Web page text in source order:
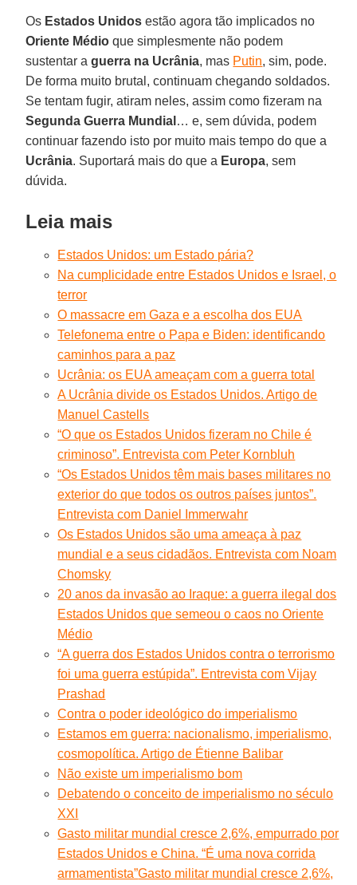
Os Estados Unidos estão agora tão implicados no
Oriente Médio que simplesmente não podem
sustentar aguerra na Ucrânia, mas Putin, sim, pode.
De forma muito brutal, continuam chegando soldados.
Se tentam fugir, atiram neles, assim como fizeram na
Segunda Guerra Mundial … e, sem dúvida, podem
continuar fazendo isto por muito mais tempo do que a
Ucrânia. Suportará mais do que a Europa, sem
dúvida.
Leia mais
Estados Unidos: um Estado pária?
Na cumplicidade entre Estados Unidos e Israel, o
terror
O massacre em Gaza e a escolha dos EUA
Telefonema entre o Papa e Biden: identificando
caminhos para a paz
Ucrânia: os EUA ameaçam com a guerra total
A Ucrânia divide os Estados Unidos. Artigo de
Manuel Castells
“O que os Estados Unidos fizeram no Chile é
criminoso”. Entrevista com Peter Kornbluh
“Os Estados Unidos têm mais bases militares no
exterior do que todos os outros países juntos”.
Entrevista com Daniel Immerwahr
Os Estados Unidos são uma ameaça à paz
mundial e a seus cidadãos. Entrevista com Noam
Chomsky
20 anos da invasão ao Iraque: a guerra ilegal dos
Estados Unidos que semeou o caos no Oriente
Médio
“A guerra dos Estados Unidos contra o terrorismo
foi uma guerra estúpida”. Entrevista com Vijay
Prashad
Contra o poder ideológico do imperialismo
Estamos em guerra: nacionalismo, imperialismo,
cosmopolítica. Artigo de Étienne Balibar
Não existe um imperialismo bom
Debatendo o conceito de imperialismo no século
XXI
Gasto militar mundial cresce 2,6%, empurrado por
Estados Unidos e China. “É uma nova corrida
armamentista”Gasto militar mundial cresce 2,6%,